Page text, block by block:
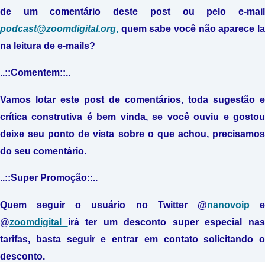
de um comentário deste post ou pelo e-mail
podcast@zoomdigital.org, quem sabe você não aparece la
na leitura de e-mails?
..::Comentem::..
Vamos lotar este post de comentários, toda sugestão e
crítica construtiva é bem vinda, se você ouviu e gostou
deixe seu ponto de vista sobre o que achou, precisamos
do seu comentário.
..::Super Promoção::..
Quem seguir o usuário no Twitter @nanovoip e
@zoomdigital irá ter um desconto super especial nas
tarifas, basta seguir e entrar em contato solicitando o
desconto.